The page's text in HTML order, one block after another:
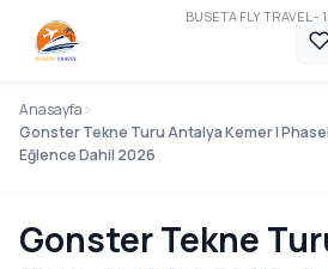
BUSETA FLY TRAVEL -
Anasayfa
Gonster Tekne Turu Antalya Kemer |
Eğlence Dahil 2026
Gonster Tekne